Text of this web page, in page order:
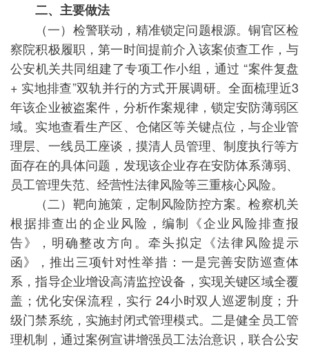
二、主要做法
（一）检警联动，精准锁定问题根源。铜官区检
察院积极履职，第一时间提前介入该案侦查工作，与
公安机关共同组建了专项工作小组，通过 “案件复盘
+ 实地排查”双轨并行的方式开展调研。全面梳理近3
年该企业被盗案件，分析作案规律，锁定安防薄弱区
域。实地查看生产区、仓储区等关键点位，与企业管
理层、一线员工座谈，摸清人员管理、制度执行等方
面存在的具体问题，发现该企业存在安防体系薄弱、
员工管理失范、经营性法律风险等三重核心风险。
（二）靶向施策，定制风险防控方案。检察机关
根据排查出的企业风险，编制《企业风险排查报
告》，明确整改方向。牵头拟定《法律风险提示
函》，推出三项针对性举措：一是完善安防巡查体
系，指导企业增设高清监控设备，实现关键区域全覆
盖；优化安保流程，实行 24小时双人巡逻制度；升
级门禁系统，实施封闭式管理模式。二是健全员工管
理机制，通过案例宣讲增强员工法治意识，联合公安